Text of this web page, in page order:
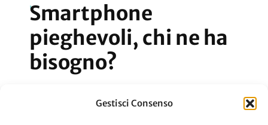
Gestisci Consenso
Smartphone
pieghevoli, chi ne ha
bisogno?
Un mercato che sta per accogliere gli